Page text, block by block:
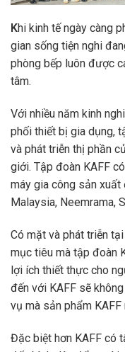
Khi kinh tế ngày càng
gian sống tiện nghi
phòng bếp luôn được
tâm.
Với nhiều năm kinh
phối thiết bị gia dụng,
và phát triễn thị phần
giới. Tập đoàn KAFF
máy gia công sản
Malaysia, Neemrama,
Có mặt và phát triễn
mục tiêu mà tập đoàn
lợi ích thiết thực cho
đến với KAFF sẽ
vụ mà sản phẩm KAFF
Đặc biệt hơn KAFF có